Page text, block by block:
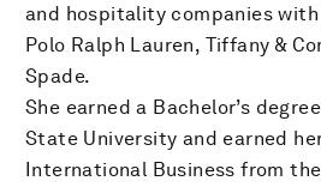
and hospitality companies
Polo Ralph Lauren, Tiffany &
Spade.
She earned a Bachelor’s
State University and earned
International Business from